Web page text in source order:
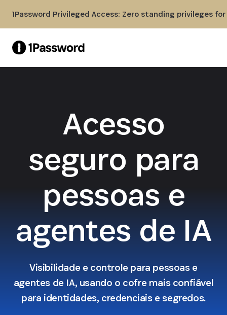
1Password Privileged Access: Zero standing privileges
Acesso
seguro para
pessoas e
agentes de IA
Visibilidade e controle para pessoas e
agentes de IA, usando o cofre mais confiável
para identidades, credenciais e segredos.